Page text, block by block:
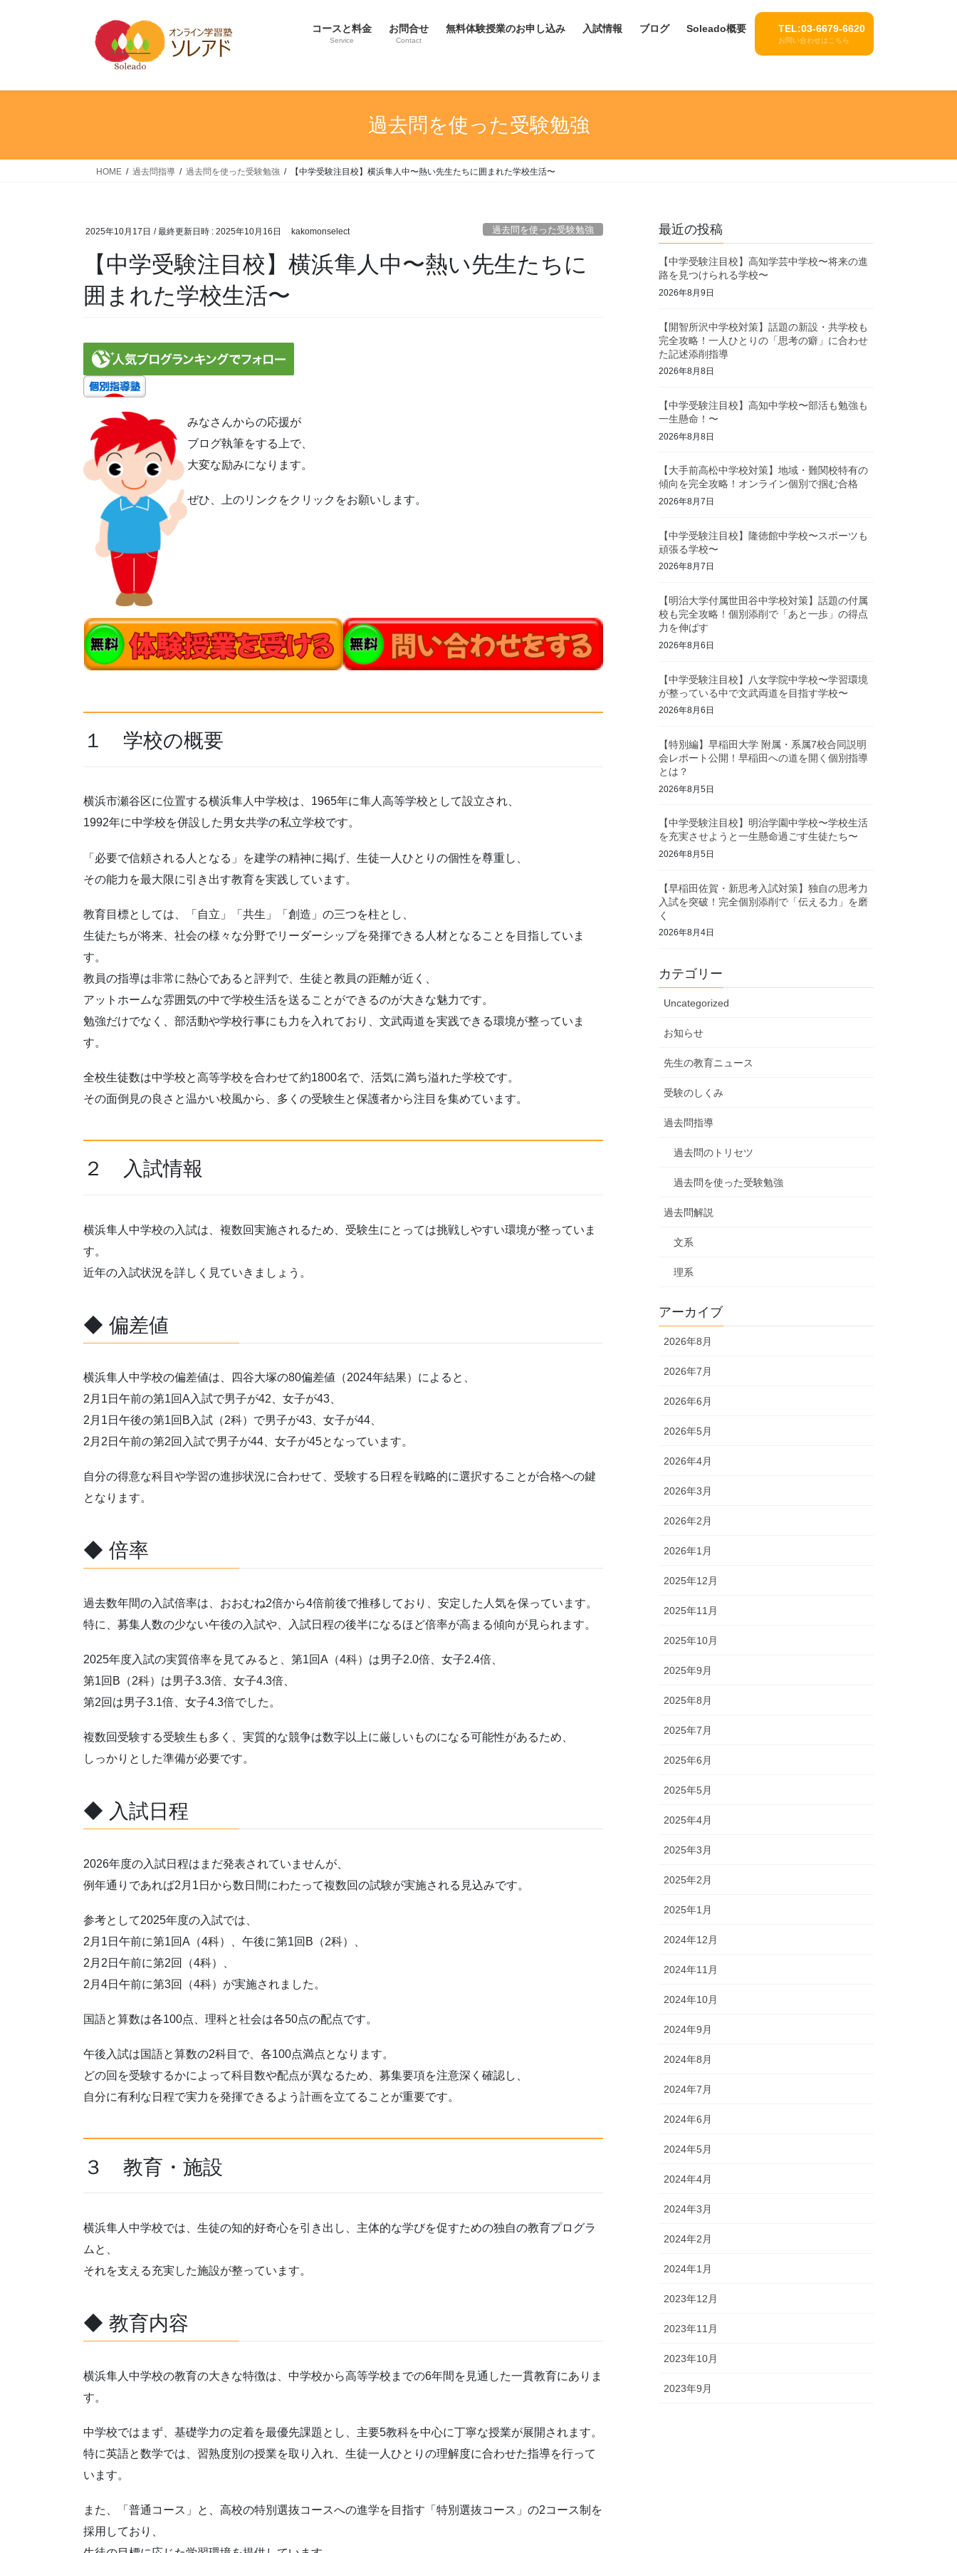
へ
プ
ョ
動
コースと料金
Service
お問合せ
Contact
無料体験授業のお申し込み 入試情報 ブログ Soleado概要 TEL:03-6679-6620
お問い合わせはこちら
過去問を使った受験勉強
HOME 過去問指導 過去問を使った受験勉強 【中学受験注目校】横浜隼人中〜熱い先生たちに囲まれた学校生活〜
2025年10月17日 / 最終更新日時 : 2025年10月16日 kakomonselect 過去問を使った受験勉強
【中学受験注目校】横浜隼人中〜熱い先生たちに
囲まれた学校生活〜
みなさんからの応援が
ブログ執筆をする上で、
大変な励みになります。
ぜひ、上のリンクをクリックをお願いします。
１ 学校の概要
横浜市瀬谷区に位置する横浜隼人中学校は、1965年に隼人高等学校として設立され、
1992年に中学校を併設した男女共学の私立学校です。
「必要で信頼される人となる」を建学の精神に掲げ、生徒一人ひとりの個性を尊重し、
その能力を最大限に引き出す教育を実践しています。
教育目標としては、「自立」「共生」「創造」の三つを柱とし、
生徒たちが将来、社会の様々な分野でリーダーシップを発揮できる人材となることを目指していま
す。
教員の指導は非常に熱心であると評判で、生徒と教員の距離が近く、
アットホームな雰囲気の中で学校生活を送ることができるのが大きな魅力です。
勉強だけでなく、部活動や学校行事にも力を入れており、文武両道を実践できる環境が整っていま
す。
全校生徒数は中学校と高等学校を合わせて約1800名で、活気に満ち溢れた学校です。
その面倒見の良さと温かい校風から、多くの受験生と保護者から注目を集めています。
２ 入試情報
横浜隼人中学校の入試は、複数回実施されるため、受験生にとっては挑戦しやすい環境が整っていま
す。
近年の入試状況を詳しく見ていきましょう。
◆ 偏差値
横浜隼人中学校の偏差値は、四谷大塚の80偏差値（2024年結果）によると、
2月1日午前の第1回A入試で男子が42、女子が43、
2月1日午後の第1回B入試（2科）で男子が43、女子が44、
2月2日午前の第2回入試で男子が44、女子が45となっています。
自分の得意な科目や学習の進捗状況に合わせて、受験する日程を戦略的に選択することが合格への鍵
となります。
◆ 倍率
過去数年間の入試倍率は、おおむね2倍から4倍前後で推移しており、安定した人気を保っています。
特に、募集人数の少ない午後の入試や、入試日程の後半になるほど倍率が高まる傾向が見られます。
2025年度入試の実質倍率を見てみると、第1回A（4科）は男子2.0倍、女子2.4倍、
第1回B（2科）は男子3.3倍、女子4.3倍、
第2回は男子3.1倍、女子4.3倍でした。
複数回受験する受験生も多く、実質的な競争は数字以上に厳しいものになる可能性があるため、
しっかりとした準備が必要です。
◆ 入試日程
2026年度の入試日程はまだ発表されていませんが、
例年通りであれば2月1日から数日間にわたって複数回の試験が実施される見込みです。
参考として2025年度の入試では、
2月1日午前に第1回A（4科）、午後に第1回B（2科）、
2月2日午前に第2回（4科）、
2月4日午前に第3回（4科）が実施されました。
国語と算数は各100点、理科と社会は各50点の配点です。
午後入試は国語と算数の2科目で、各100点満点となります。
どの回を受験するかによって科目数や配点が異なるため、募集要項を注意深く確認し、
自分に有利な日程で実力を発揮できるよう計画を立てることが重要です。
３ 教育・施設
横浜隼人中学校では、生徒の知的好奇心を引き出し、主体的な学びを促すための独自の教育プログラ
ムと、
それを支える充実した施設が整っています。
◆ 教育内容
横浜隼人中学校の教育の大きな特徴は、中学校から高等学校までの6年間を見通した一貫教育にありま
す。
中学校ではまず、基礎学力の定着を最優先課題とし、主要5教科を中心に丁寧な授業が展開されます。
特に英語と数学では、習熟度別の授業を取り入れ、生徒一人ひとりの理解度に合わせた指導を行って
います。
また、「普通コース」と、高校の特別選抜コースへの進学を目指す「特別選抜コース」の2コース制を
採用しており、
最近の投稿
【中学受験注目校】高知学芸中学校〜将来の進
路を見つけられる学校〜
2026年8月9日
【開智所沢中学校対策】話題の新設・共学校も
完全攻略！一人ひとりの「思考の癖」に合わせ
た記述添削指導
2026年8月8日
【中学受験注目校】高知中学校〜部活も勉強も
一生懸命！〜
2026年8月8日
【大手前高松中学校対策】地域・難関校特有の
傾向を完全攻略！オンライン個別で掴む合格
2026年8月7日
【中学受験注目校】隆徳館中学校〜スポーツも
頑張る学校〜
2026年8月7日
【明治大学付属世田谷中学校対策】話題の付属
校も完全攻略！個別添削で「あと一歩」の得点
力を伸ばす
2026年8月6日
【中学受験注目校】八女学院中学校〜学習環境
が整っている中で文武両道を目指す学校〜
2026年8月6日
【特別編】早稲田大学 附属・系属7校合同説明
会レポート公開！早稲田への道を開く個別指導
とは？
2026年8月5日
【中学受験注目校】明治学園中学校〜学校生活
を充実させようと一生懸命過ごす生徒たち〜
2026年8月5日
【早稲田佐賀・新思考入試対策】独自の思考力
入試を突破！完全個別添削で「伝える力」を磨
く
2026年8月4日
カテゴリー
Uncategorized
お知らせ
先生の教育ニュース
受験のしくみ
過去問指導
過去問のトリセツ
過去問を使った受験勉強
過去問解説
文系
理系
アーカイブ
2026年8月
2026年7月
2026年6月
2026年5月
2026年4月
2026年3月
2026年2月
2026年1月
2025年12月
2025年11月
2025年10月
2025年9月
2025年8月
2025年7月
2025年6月
2025年5月
2025年4月
2025年3月
2025年2月
2025年1月
2024年12月
2024年11月
2024年10月
2024年9月
2024年8月
2024年7月
2024年6月
2024年5月
2024年4月
2024年3月
2024年2月
2024年1月
2023年12月
2023年11月
2023年10月
2023年9月